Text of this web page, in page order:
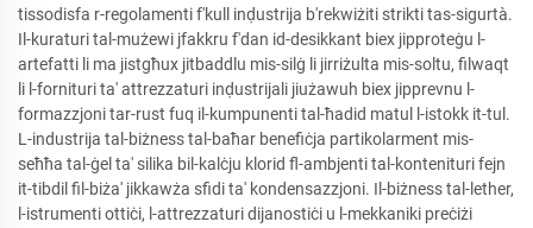
tissodisfa r-regolamenti f'kull inḍustrija b'rekwiżiti strikti tas-sigurtà.
Il-kuraturi tal-mużewi jfakkru f'dan id-desikkant biex jipproteġu l-
artefatti li ma jistgħux jitbaddlu mis-silġ li jirriżulta mis-soltu, filwaqt
li l-fornituri ta' attrezzaturi inḍustrijali jiużawuh biex jipprevnu l-
formazzjoni tar-rust fuq il-kumpunenti tal-ħadid matul l-istokk it-tul.
L-industrija tal-biżness tal-baħar benefiċja partikolarment mis-
seħħa tal-ġel ta' silika bil-kalċju klorid fl-ambjenti tal-kontenituri fejn
it-tibdil fil-biża' jikkawża sfidi ta' kondensazzjoni. Il-biżness tal-lether,
l-istrumenti ottiċi, l-attrezzaturi dijanostiċi u l-mekkaniki preċiżi